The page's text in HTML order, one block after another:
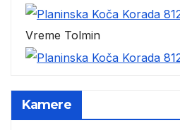
Vreme Tolmin
Kamere